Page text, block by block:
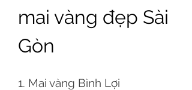
mai vàng đẹp Sài
Gòn
1. Mai vàng Bình Lợi